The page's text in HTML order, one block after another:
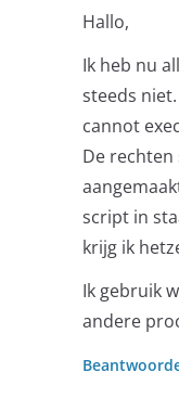
Hallo,
Ik heb nu
steeds
cannot
De rechten
script in
krijg ik
Ik gebruik
andere